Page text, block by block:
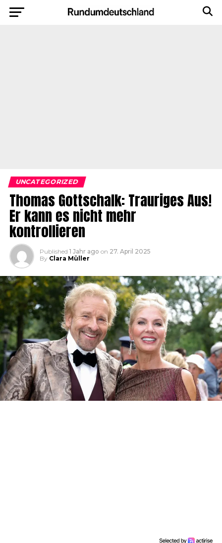
UNCATEGORIZED
Thomas Gottschalk: Trauriges Aus!
Er kann es nicht mehr
kontrollieren
Published 1 Jahr ago on 27. April 2025
By Clara Müller